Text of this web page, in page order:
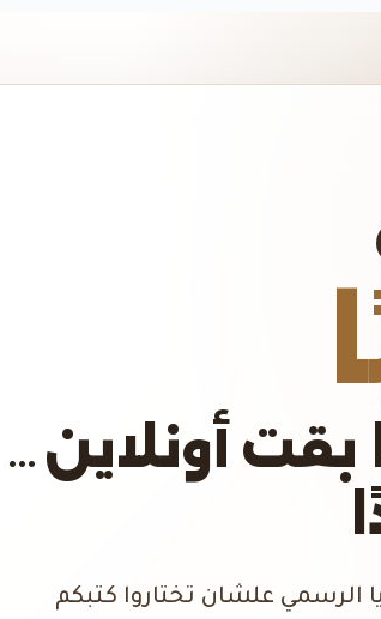
بقت أونلاين…
الرسمي علشان تختاروا كتبكم